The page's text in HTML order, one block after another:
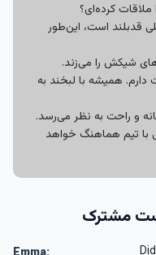
ملاقات کرده‌ای؟
قدبلند است، این‌طور
شیکش را می‌زند.
همیشه با لبخند به
و راحت به نظر می‌رسد.
با تیم هماهنگ خواهد
Emma: